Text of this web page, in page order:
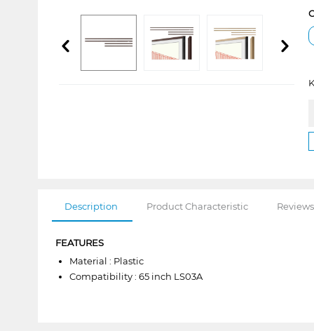
Description Product Characteristic Reviews
FEATURES
Material : Plastic
Compatibility : 65 inch LS03A